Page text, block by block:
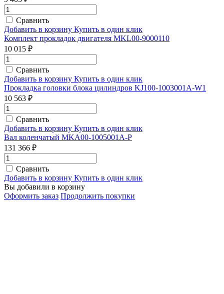
Сравнить
Добавить в корзину Купить в один клик
Комплект прокладок двигателя MKL00-9000110
10 015 ₽
Сравнить
Добавить в корзину Купить в один клик
Прокладка головки блока цилиндров KJ100-1003001A-W1
10 563 ₽
Сравнить
Добавить в корзину Купить в один клик
Вал коленчатый MKA00-1005001A-P
131 366 ₽
Сравнить
Добавить в корзину Купить в один клик
Вы добавили в корзину
Оформить заказ Продолжить покупки